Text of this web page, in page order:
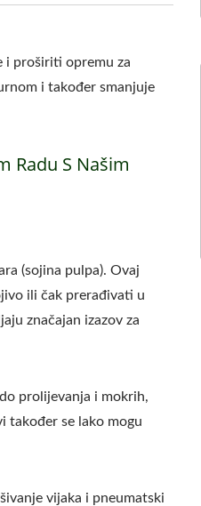
i proširiti opremu za
i također smanjuje
Radu S Našim
(sojina pulpa). Ovaj
ili čak prerađivati u
značajan izazov za
prolijevanja i mokrih,
također se lako mogu
vijaka i pneumatski